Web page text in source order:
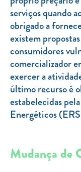
serviços quando
obrigado a
existem
consumidores
comercializador
exercer a
último recurso é
estabelecidas
Energéticos
Mudança de